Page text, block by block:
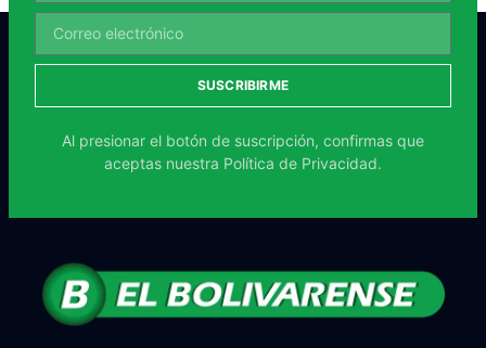
SUSCRIBIRME
Al presionar el botón de suscripción, confirmas que
aceptas nuestra Política de Privacidad.